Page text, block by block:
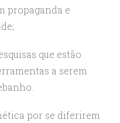
propaganda e
que estão
a serem
por se diferirem